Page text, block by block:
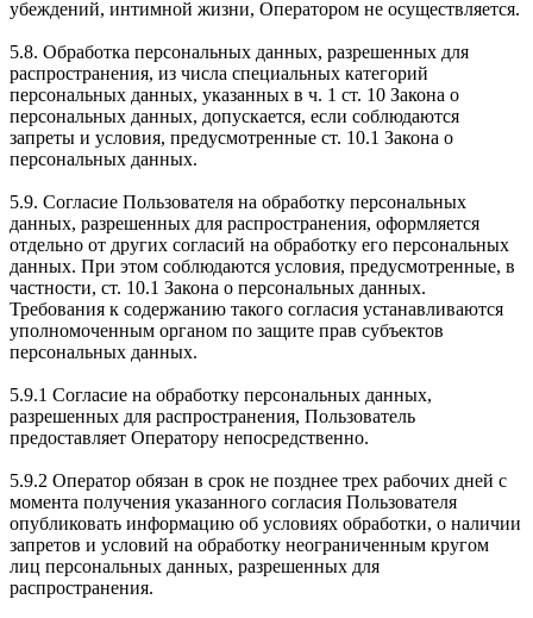
убеждений, интимной жизни, Оператором не осуществляется.
5.8. Обработка персональных данных, разрешенных для
распространения, из числа специальных категорий
персональных данных, указанных в ч. 1 ст. 10 Закона о
персональных данных, допускается, если соблюдаются
запреты и условия, предусмотренные ст. 10.1 Закона о
персональных данных.
5.9. Согласие Пользователя на обработку персональных
данных, разрешенных для распространения, оформляется
отдельно от других согласий на обработку его персональных
данных. При этом соблюдаются условия, предусмотренные, в
частности, ст. 10.1 Закона о персональных данных.
Требования к содержанию такого согласия устанавливаются
уполномоченным органом по защите прав субъектов
персональных данных.
5.9.1 Согласие на обработку персональных данных,
разрешенных для распространения, Пользователь
предоставляет Оператору непосредственно.
5.9.2 Оператор обязан в срок не позднее трех рабочих дней с
момента получения указанного согласия Пользователя
опубликовать информацию об условиях обработки, о наличии
запретов и условий на обработку неограниченным кругом
лиц персональных данных, разрешенных для
распространения.